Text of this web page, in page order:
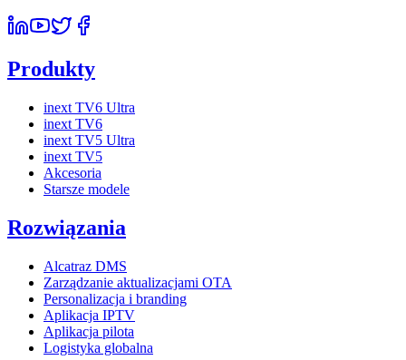
Produkty
inext TV6 Ultra
inext TV6
inext TV5 Ultra
inext TV5
Akcesoria
Starsze modele
Rozwiązania
Alcatraz DMS
Zarządzanie aktualizacjami OTA
Personalizacja i branding
Aplikacja IPTV
Aplikacja pilota
Logistyka globalna